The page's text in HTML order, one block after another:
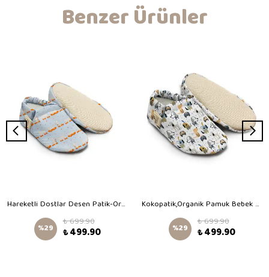
Benzer Ürünler
Hareketli Dostlar Desen Patik-Organik Pamuk Bebek Patiği, Kaydırmaz Taban, Yenidoğan Patik
%29 ₺ 699.90
₺ 499.90
Kokopatik,Organik Pamuk Bebek Patiği,Kaydırmaz Taban,Yenidoğan Patik,Ev Kreş Ayakkabısı,Gözlüklü Köpek Desen Patik
%29 ₺ 699.90
₺ 499.90